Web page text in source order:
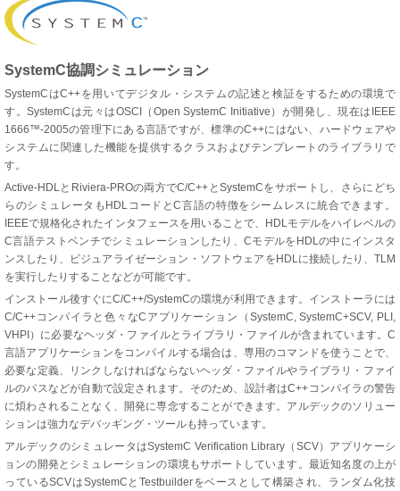
SystemC協調シミュレーション
SystemCはC++を用いてデジタル・システムの記述と検証をするための環境で
す。SystemCは元々はOSCI（Open SystemC Initiative）が開発し、現在はIEEE
1666™-2005の管理下にある言語ですが、標準のC++にはない、ハードウェアや
システムに関連した機能を提供するクラスおよびテンプレートのライブラリで
す。
Active-HDLとRiviera-PROの両方でC/C++とSystemCをサポートし、さらにどち
らのシミュレータもHDLコードとC言語の特徴をシームレスに統合できます。
IEEEで規格化されたインタフェースを用いることで、HDLモデルをハイレベルの
C言語テストベンチでシミュレーションしたり、CモデルをHDLの中にインスタ
ンスしたり、ビジュアライゼーション・ソフトウェアをHDLに接続したり、TLM
を実行したりすることなどが可能です。
インストール後すぐにC/C++/SystemCの環境が利用できます。インストーラには
C/C++コンパイラと色々なCアプリケーション（SystemC, SystemC+SCV, PLI,
VHPI）に必要なヘッダ・ファイルとライブラリ・ファイルが含まれています。C
言語アプリケーションをコンパイルする場合は、専用のコマンドを使うことで、
必要な定義、リンクしなければならないヘッダ・ファイルやライブラリ・ファイ
ルのパスなどが自動で設定されます。そのため、設計者はC++コンパイラの警告
に煩わされることなく、開発に専念することができます。アルデックのソリュー
ションは強力なデバッギング・ツールも持っています。
アルデックのシミュレータはSystemC Verification Library（SCV）アプリケーシ
ョンの開発とシミュレーションの環境もサポートしています。最近知名度の上が
っているSCVはSystemCとTestbuilderをベースとして構築され、ランダム化技